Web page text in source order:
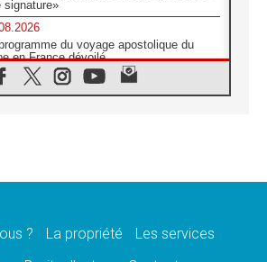
signature»
du voyage apostolique du
en France dévoilé
Conférence continentale sur l'éducation
? La propriété
Les services